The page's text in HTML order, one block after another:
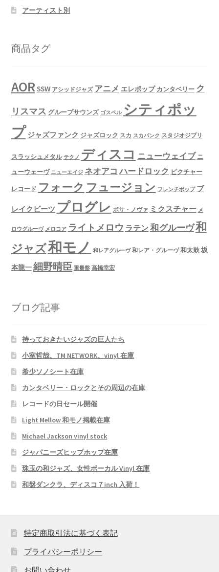
アーティスト別
商品タグ
AORSSW アシッドジャズ アニメ エレポップ カンタベリー ク
リスマス グループサウンズ ゴスペル シティポッ
プ ジャズファンク ジャズロック スカ スカパンク スタジオジブリ
スラッシュメタル テクノ ディスコ ニューウェイブ ニ
ューウェーヴ ニューエイジ ネオアコ ハードロック ピクチャー
レコード フォーク フュージョン フレンチポップ ブ
レイクビーツ プログレ ボサ・ノヴァ ミクスチャー メ
ロウグルーヴ メロコア ライトメロウ ラテン 和グルーヴ和
ジャズ和モノ 和レアグルーヴ 和レア・グルーヴ 和太鼓坂
本龍一細野晴臣 重量盤 高橋幸宏
ブログ記事
持っておきたいジャズの巨人たち
小室哲哉、TM NETWORK、vinyl 在庫
希少ソノシート在庫
カンタベリー・ロックとその周辺の在庫
レコードの日セール開催
Light Mellow 和モノ掲載在庫
Michael Jackson vinyl stock
ジャパニーズヒップホップ在庫
珠玉の和ジャズ、女性ボーカル Vinyl 在庫
和盤ダンクラ、ディスコ７inch 入荷！
特定商取引法に基づく表記
プライバシーポリシー